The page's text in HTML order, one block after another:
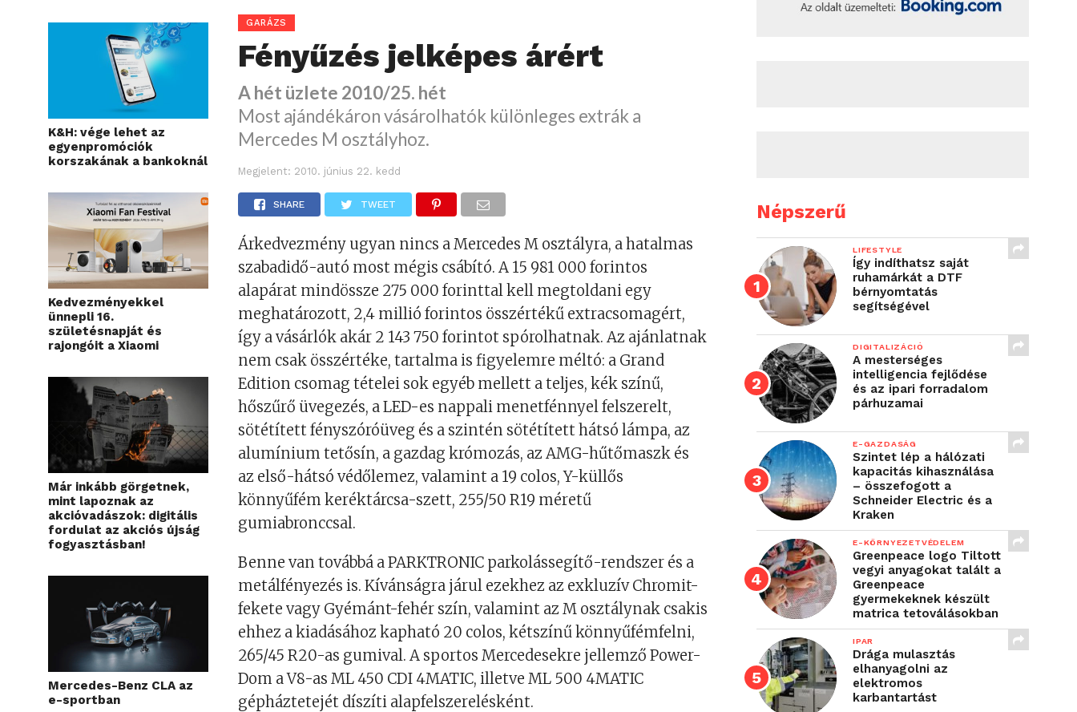
K&H: vége lehet az
egyenpromóciók
korszakának a bankoknál
Kedvezményekkel
ünnepli 16.
születésnapját és
rajongóit a Xiaomi
Már inkább görgetnek,
mint lapoznak az
akcióvadászok: digitális
fordulat az akciós újság
fogyasztásban!
Mercedes-Benz CLA az
e-sportban
GARÁZS
Fényűzés jelképes árért
A hét üzlete 2010/25. hét
Most ajándékáron vásárolhatók különleges extrák a
Mercedes M osztályhoz.
Megjelent: 2010. június 22. kedd
SHARE TWEET
Árkedvezmény ugyan nincs a Mercedes M osztályra, a hatalmas
szabadidő-autó most mégis csábító. A 15 981 000 forintos
alapárat mindössze 275 000 forinttal kell megtoldani egy
meghatározott, 2,4 millió forintos összértékű extracsomagért,
így a vásárlók akár 2 143 750 forintot spórolhatnak. Az ajánlatnak
nem csak összértéke, tartalma is figyelemre méltó: a Grand
Edition csomag tételei sok egyéb mellett a teljes, kék színű,
hőszűrő üvegezés, a LED-es nappali menetfénnyel felszerelt,
sötétített fényszóróüveg és a szintén sötétített hátsó lámpa, az
alumínium tetősín, a gazdag krómozás, az AMG-hűtőmaszk és
az első-hátsó védőlemez, valamint a 19 colos, Y-küllős
könnyűfém keréktárcsa-szett, 255/50 R19 méretű
gumiabronccsal.
Benne van továbbá a PARKTRONIC parkolássegítő-rendszer és a
metálfényezés is. Kívánságra járul ezekhez az exkluzív Chromit-
fekete vagy Gyémánt-fehér szín, valamint az M osztálynak csakis
ehhez a kiadásához kapható 20 colos, kétszínű könnyűfémfelni,
265/45 R20-as gumival. A sportos Mercedesekre jellemző Power-
Dom a V8-as ML 450 CDI 4MATIC, illetve ML 500 4MATIC
gépháztetejét díszíti alapfelszerelésként.
Népszerű
LIFESTYLE
Így indíthatsz saját
ruhamárkát a DTF
bérnyomtatás
segítségével
DIGITALIZÁCIÓ
A mesterséges
intelligencia fejlődése
és az ipari forradalom
párhuzamai
E-GAZDASÁG
Szintet lép a hálózati
kapacitás kihasználása
– összefogott a
Schneider Electric és a
Kraken
E-KÖRNYEZETVÉDELEM
Greenpeace logo Tiltott
vegyi anyagokat talált a
Greenpeace
gyermekeknek készült
matrica tetoválásokban
IPAR
Drága mulasztás
elhanyagolni az
elektromos
karbantartást